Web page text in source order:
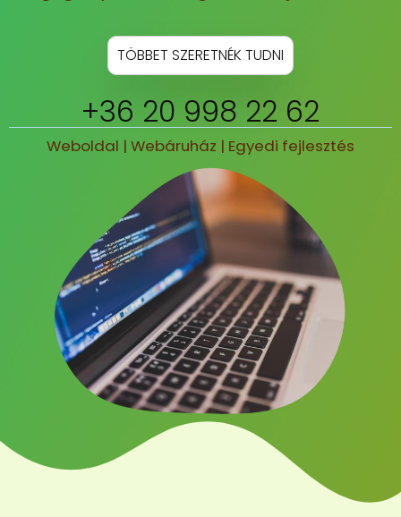
GYIK
TÖBBET SZERETNÉK TUDNI
+36 20 998 22 62
Weboldal | Webáruház | Egyedi fejlesztés